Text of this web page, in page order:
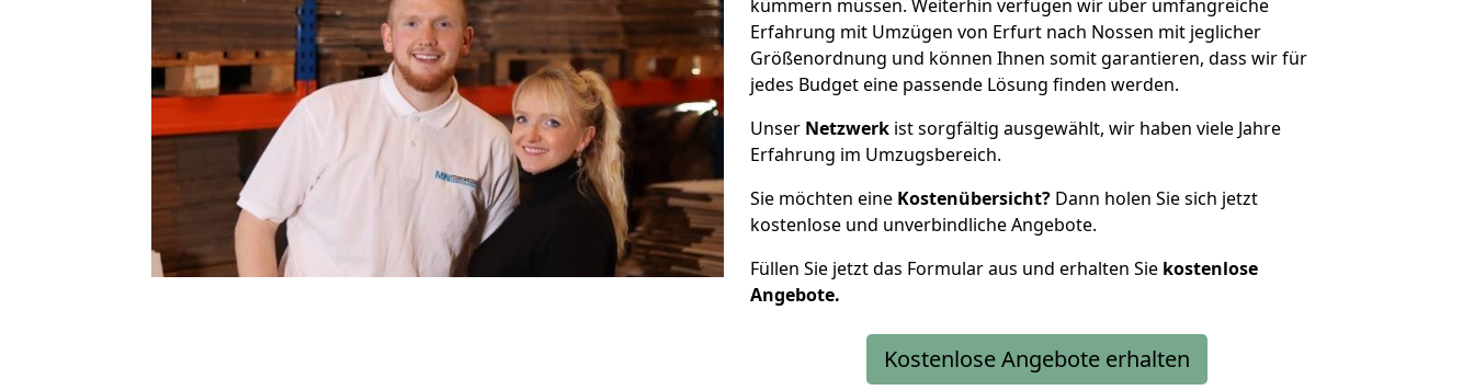
kümmern müssen. Weiterhin verfügen wir über umfangreiche
Erfahrung mit Umzügen von Erfurt nach Nossen mit jeglicher
Größenordnung und können Ihnen somit garantieren, dass wir für
jedes Budget eine passende Lösung finden werden.
Unser Netzwerk ist sorgfältig ausgewählt, wir haben viele Jahre
Erfahrung im Umzugsbereich.
Sie möchten eine Kostenübersicht? Dann holen Sie sich jetzt
kostenlose und unverbindliche Angebote.
Füllen Sie jetzt das Formular aus und erhalten Sie kostenlose
Angebote.
Kostenlose Angebote erhalten